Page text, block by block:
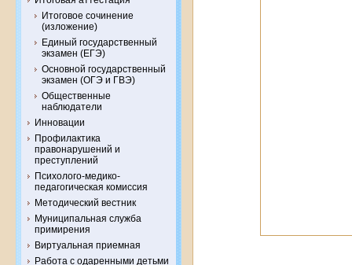
Итоговое сочинение
(изложение)
Единый государственный
экзамен (ЕГЭ)
Основной государственный
экзамен (ОГЭ и ГВЭ)
Общественные
наблюдатели
Инновации
Профилактика
правонарушений и
преступлений
Психолого-медико-
педагогическая комиссия
Методический вестник
Муниципальная служба
примирения
Виртуальная приемная
Работа с одаренными детьми